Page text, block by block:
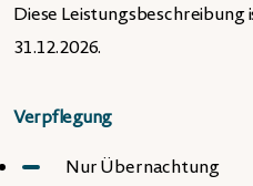
Diese Leistungsbeschreibung
31.12.2026.
Verpflegung
Nur Übernachtung